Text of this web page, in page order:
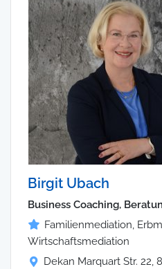
Birgit Ubach
Business Coaching,
Familienmediation,
Wirtschaftsmediation
Dekan Marquart Str. 22,